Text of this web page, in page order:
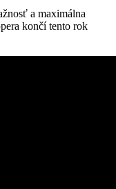
a maximálna
končí tento rok